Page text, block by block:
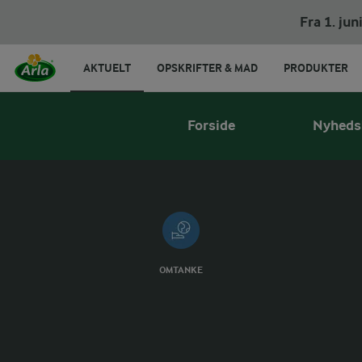
Fra 1.
AKTUELT OPSKRIFTER & MAD PRODUKTER
Forside
Tilmeld
OMTANKE